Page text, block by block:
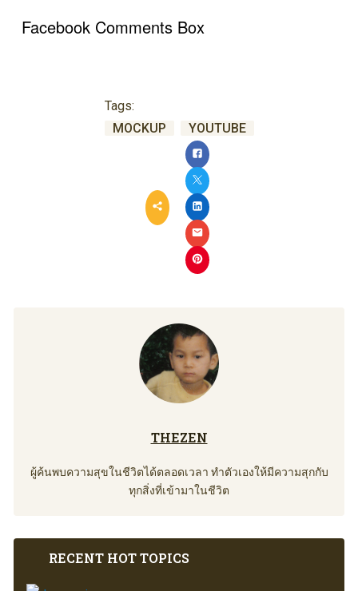
Facebook Comments Box
Tags:
MOCKUP
YOUTUBE
THEZEN
ผู้ค้นพบความสุขในชีวิตได้ตลอดเวลา ทำตัวเองให้มีความสุกกับ
ทุกสิ่งที่เข้ามาในชีวิต
RECENT HOT TOPICS